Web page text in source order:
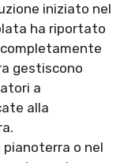
iniziato nel
ha riportato
gestiscono
a
alla
o nel